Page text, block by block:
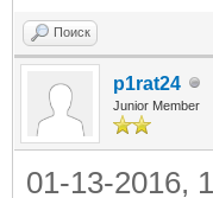
Поиск
p1rat24
Junior Member
01-13-2016,